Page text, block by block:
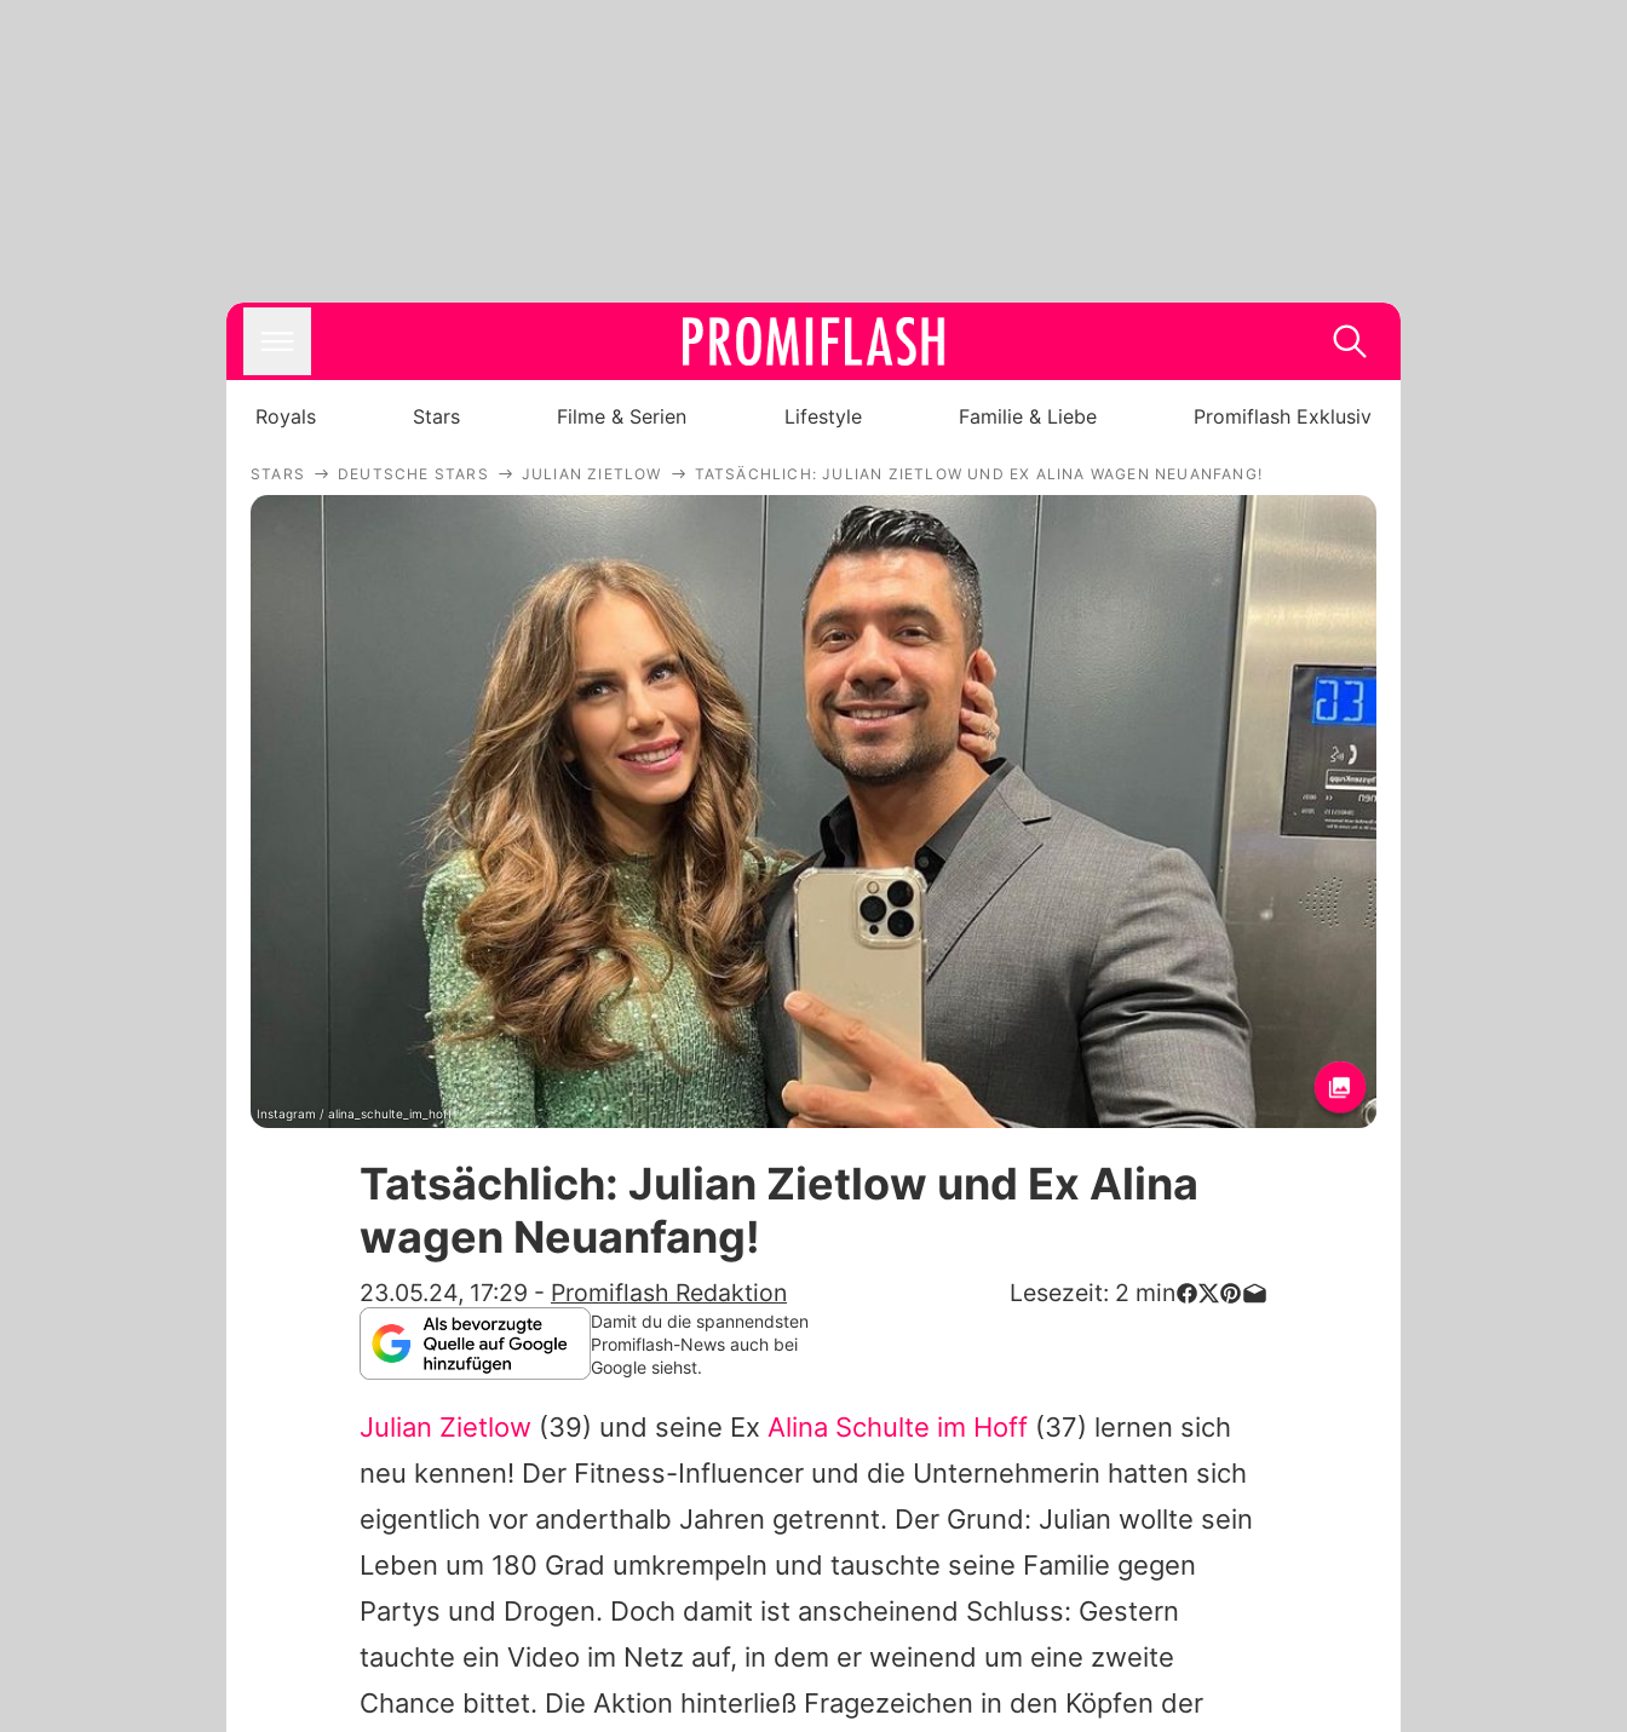
Royals
Stars
Filme & Serien
Lifestyle
Familie & Liebe
Promiflash Exklusiv
Alle Themen auf Promiflash
Jobs
App runterladen
Team
Redaktionelle Richtlinien
Impressum
Datenschutzerklärung
Nutzungsbedingungen
Utiq verwalten
Royals Stars Filme & Serien Lifestyle Familie & Liebe Promiflash Exklusiv
STARS DEUTSCHE STARS JULIAN ZIETLOW TATSÄCHLICH: JULIAN ZIETLOW UND EX ALINA WAGEN NEUANFANG!
Instagram / alina_schulte_im_hoff
Tatsächlich: Julian Zietlow und Ex Alina
wagen Neuanfang!
23.05.24, 17:29 - Promiflash Redaktion Lesezeit: 2 min
Damit du die spannendsten
Promiflash-News auch bei
Google siehst.
Julian Zietlow (39) und seine Ex Alina Schulte im Hoff (37) lernen sich
neu kennen! Der Fitness-Influencer und die Unternehmerin hatten sich
eigentlich vor anderthalb Jahren getrennt. Der Grund: Julian wollte sein
Leben um 180 Grad umkrempeln und tauschte seine Familie gegen
Partys und Drogen. Doch damit ist anscheinend Schluss: Gestern
tauchte ein Video im Netz auf, in dem er weinend um eine zweite
Chance bittet. Die Aktion hinterließ Fragezeichen in den Köpfen der